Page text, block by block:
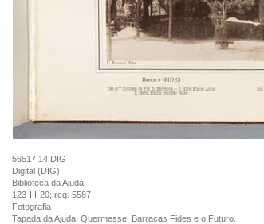
56517.14 DIG
Digital (DIG)
Biblioteca da Ajuda
123-III-20; reg. 5587
Fotografia
Tapada da Ajuda. Quermesse. Barracas Fides e o Futuro.